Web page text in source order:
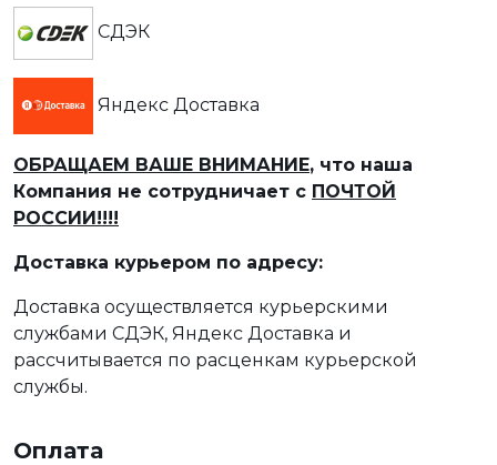
СДЭК
Яндекс Доставка
ОБРАЩАЕМ ВАШЕ ВНИМАНИЕ, что наша
Компания не сотрудничает с ПОЧТОЙ
РОССИИ!!!!
Доставка курьером по адресу:
Доставка осуществляется курьерскими
службами СДЭК, Яндекс Доставка и
рассчитывается по расценкам курьерской
службы.
Оплата